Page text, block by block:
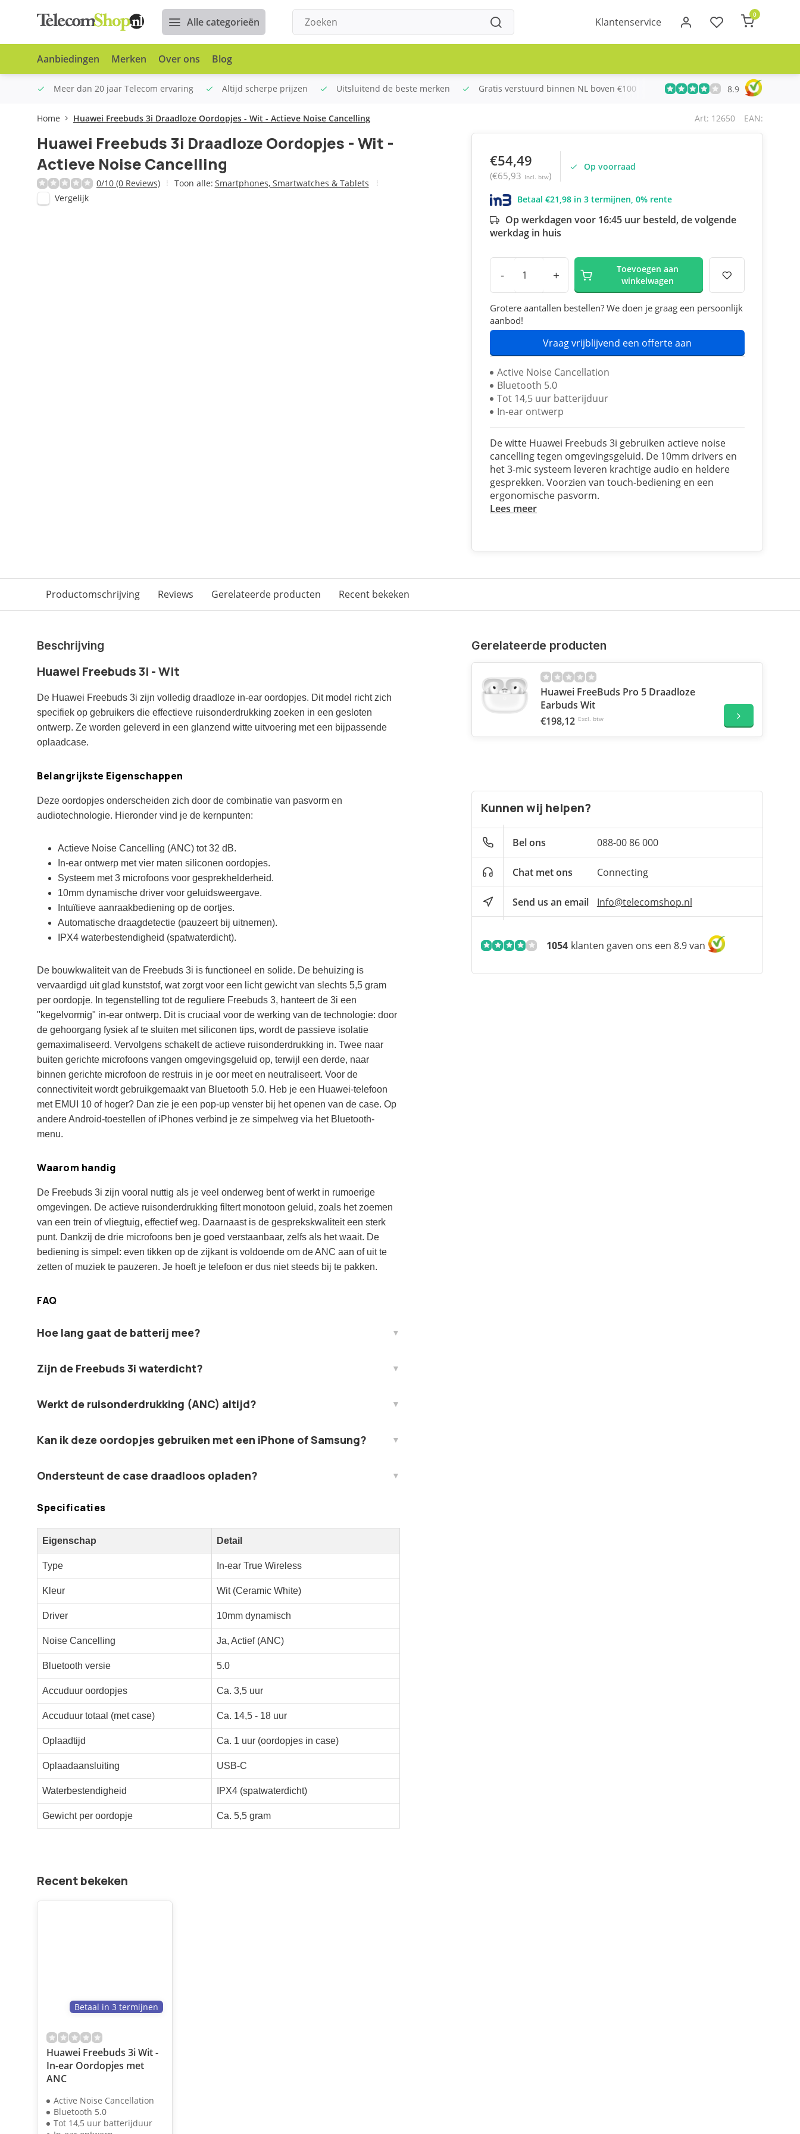
Alle categorieën Klantenservice
0
Aanbiedingen Merken Over ons Blog
Meer dan 20 jaar Telecom ervaring Altijd scherpe prijzen Uitsluitend de beste merken Gratis verstuurd binnen NL boven €100 Meer dan 20 jaar Telecom
8.9
Home Huawei Freebuds 3i Draadloze Oordopjes - Wit - Actieve Noise Cancelling Art: 12650 EAN:
Huawei Freebuds 3i Draadloze Oordopjes - Wit -
Actieve Noise Cancelling
0/10 (0 Reviews) Toon alle: Smartphones, Smartwatches & Tablets
Vergelijk
€54,49
(€65,93 Incl. btw)
Op voorraad
Betaal €21,98 in 3 termijnen, 0% rente
Op werkdagen voor 16:45 uur besteld, de volgende
werkdag in huis
- +
Toevoegen aan
winkelwagen
Grotere aantallen bestellen? We doen je graag een persoonlijk
aanbod!
Vraag vrijblijvend een offerte aan
Active Noise Cancellation
Bluetooth 5.0
Tot 14,5 uur batterijduur
In-ear ontwerp
De witte Huawei Freebuds 3i gebruiken actieve noise
cancelling tegen omgevingsgeluid. De 10mm drivers en
het 3-mic systeem leveren krachtige audio en heldere
gesprekken. Voorzien van touch-bediening en een
ergonomische pasvorm.
Lees meer
Productomschrijving Reviews Gerelateerde producten Recent bekeken
Beschrijving
Huawei Freebuds 3i - Wit
De Huawei Freebuds 3i zijn volledig draadloze in-ear oordopjes. Dit model richt zich
specifiek op gebruikers die effectieve ruisonderdrukking zoeken in een gesloten
ontwerp. Ze worden geleverd in een glanzend witte uitvoering met een bijpassende
oplaadcase.
Belangrijkste Eigenschappen
Deze oordopjes onderscheiden zich door de combinatie van pasvorm en
audiotechnologie. Hieronder vind je de kernpunten:
Actieve Noise Cancelling (ANC) tot 32 dB.
In-ear ontwerp met vier maten siliconen oordopjes.
Systeem met 3 microfoons voor gesprekhelderheid.
10mm dynamische driver voor geluidsweergave.
Intuïtieve aanraakbediening op de oortjes.
Automatische draagdetectie (pauzeert bij uitnemen).
IPX4 waterbestendigheid (spatwaterdicht).
De bouwkwaliteit van de Freebuds 3i is functioneel en solide. De behuizing is
vervaardigd uit glad kunststof, wat zorgt voor een licht gewicht van slechts 5,5 gram
per oordopje. In tegenstelling tot de reguliere Freebuds 3, hanteert de 3i een
"kegelvormig" in-ear ontwerp. Dit is cruciaal voor de werking van de technologie: door
de gehoorgang fysiek af te sluiten met siliconen tips, wordt de passieve isolatie
gemaximaliseerd. Vervolgens schakelt de actieve ruisonderdrukking in. Twee naar
buiten gerichte microfoons vangen omgevingsgeluid op, terwijl een derde, naar
binnen gerichte microfoon de restruis in je oor meet en neutraliseert. Voor de
connectiviteit wordt gebruikgemaakt van Bluetooth 5.0. Heb je een Huawei-telefoon
met EMUI 10 of hoger? Dan zie je een pop-up venster bij het openen van de case. Op
andere Android-toestellen of iPhones verbind je ze simpelweg via het Bluetooth-
menu.
Waarom handig
De Freebuds 3i zijn vooral nuttig als je veel onderweg bent of werkt in rumoerige
omgevingen. De actieve ruisonderdrukking filtert monotoon geluid, zoals het zoemen
van een trein of vliegtuig, effectief weg. Daarnaast is de gesprekskwaliteit een sterk
punt. Dankzij de drie microfoons ben je goed verstaanbaar, zelfs als het waait. De
bediening is simpel: even tikken op de zijkant is voldoende om de ANC aan of uit te
zetten of muziek te pauzeren. Je hoeft je telefoon er dus niet steeds bij te pakken.
FAQ
Hoe lang gaat de batterij mee?
Zijn de Freebuds 3i waterdicht?
Werkt de ruisonderdrukking (ANC) altijd?
Kan ik deze oordopjes gebruiken met een iPhone of Samsung?
Ondersteunt de case draadloos opladen?
Specificaties
Eigenschap Detail
Type In-ear True Wireless
Kleur Wit (Ceramic White)
Driver 10mm dynamisch
Noise Cancelling Ja, Actief (ANC)
Bluetooth versie 5.0
Accuduur oordopjes Ca. 3,5 uur
Accuduur totaal (met case) Ca. 14,5 - 18 uur
Oplaadtijd Ca. 1 uur (oordopjes in case)
Oplaadaansluiting USB-C
Waterbestendigheid IPX4 (spatwaterdicht)
Gewicht per oordopje Ca. 5,5 gram
Gerelateerde producten
Huawei FreeBuds Pro 5 Draadloze
Earbuds Wit
€198,12 Excl. btw
Kunnen wij helpen?
Bel ons 088-00 86 000
Chat met ons Connecting
Send us an email Info@telecomshop.nl
1054 klanten gaven ons een 8.9 van
Recent bekeken
Betaal in 3 termijnen
Huawei Freebuds 3i Wit -
In-ear Oordopjes met
ANC
Active Noise Cancellation
Bluetooth 5.0
Tot 14,5 uur batterijduur